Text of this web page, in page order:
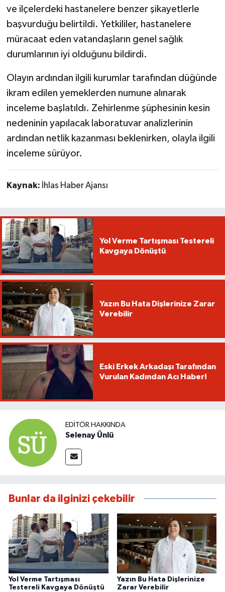
ve ilçelerdeki hastanelere benzer şikayetlerle
başvurduğu belirtildi. Yetkililer, hastanelere
müracaat eden vatandaşların genel sağlık
durumlarının iyi olduğunu bildirdi.
Olayın ardından ilgili kurumlar tarafından düğünde
ikram edilen yemeklerden numune alınarak
inceleme başlatıldı. Zehirlenme şüphesinin kesin
nedeninin yapılacak laboratuvar analizlerinin
ardından netlik kazanması beklenirken, olayla ilgili
inceleme sürüyor.
Kaynak: İhlas Haber Ajansı
Yol Verme Tartışması Testereli
Kavgaya Dönüştü
Yazın Bu Hata Dişlerinize Zarar
Verebilir
Eski Erkek Arkadaşı Tarafından
Vurulan Kadından Acı Haber!
EDITÖR HAKKINDA
Selenay Ünlü
Bunlar da ilginizi çekebilir
Yol Verme Tartışması
Testereli Kavgaya Dönüştü
Yazın Bu Hata Dişlerinize
Zarar Verebilir